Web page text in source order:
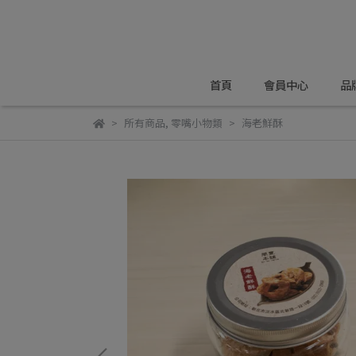
首頁 會員中心 品
所有商品, 零嘴小物類 海老鮮酥